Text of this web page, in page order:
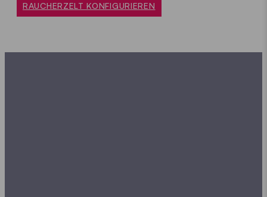
RAUCHERZELT KONFIGURIEREN